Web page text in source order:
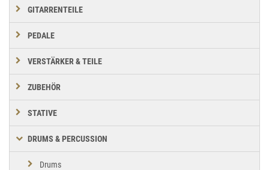
GITARRENTEILE
PEDALE
VERSTÄRKER & TEILE
ZUBEHÖR
STATIVE
DRUMS & PERCUSSION
Drums